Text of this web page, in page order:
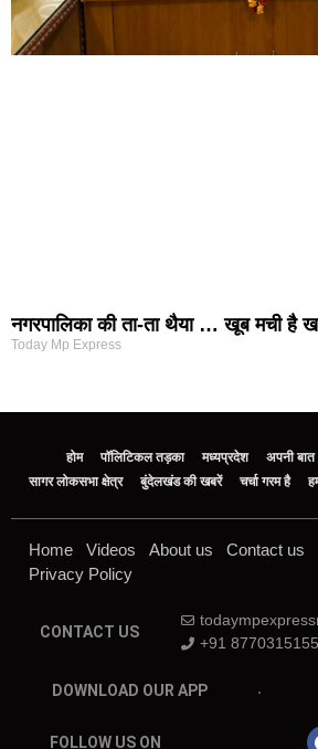
नगरपालिका की ता-ता थैया … खूब मची है
Today Mp Express
होम पॉलिटिकल तड़का मध्यप्रदेश अपनी बात
सागर लोकसभा क्षेत्र
बुंदेलखंड की खबरें चर्चा गरम है
Home Videos About us Contact us
Privacy Policy
CONTACT US
+91 8770315155
DOWNLOAD OUR APP
FOLLOW US ON